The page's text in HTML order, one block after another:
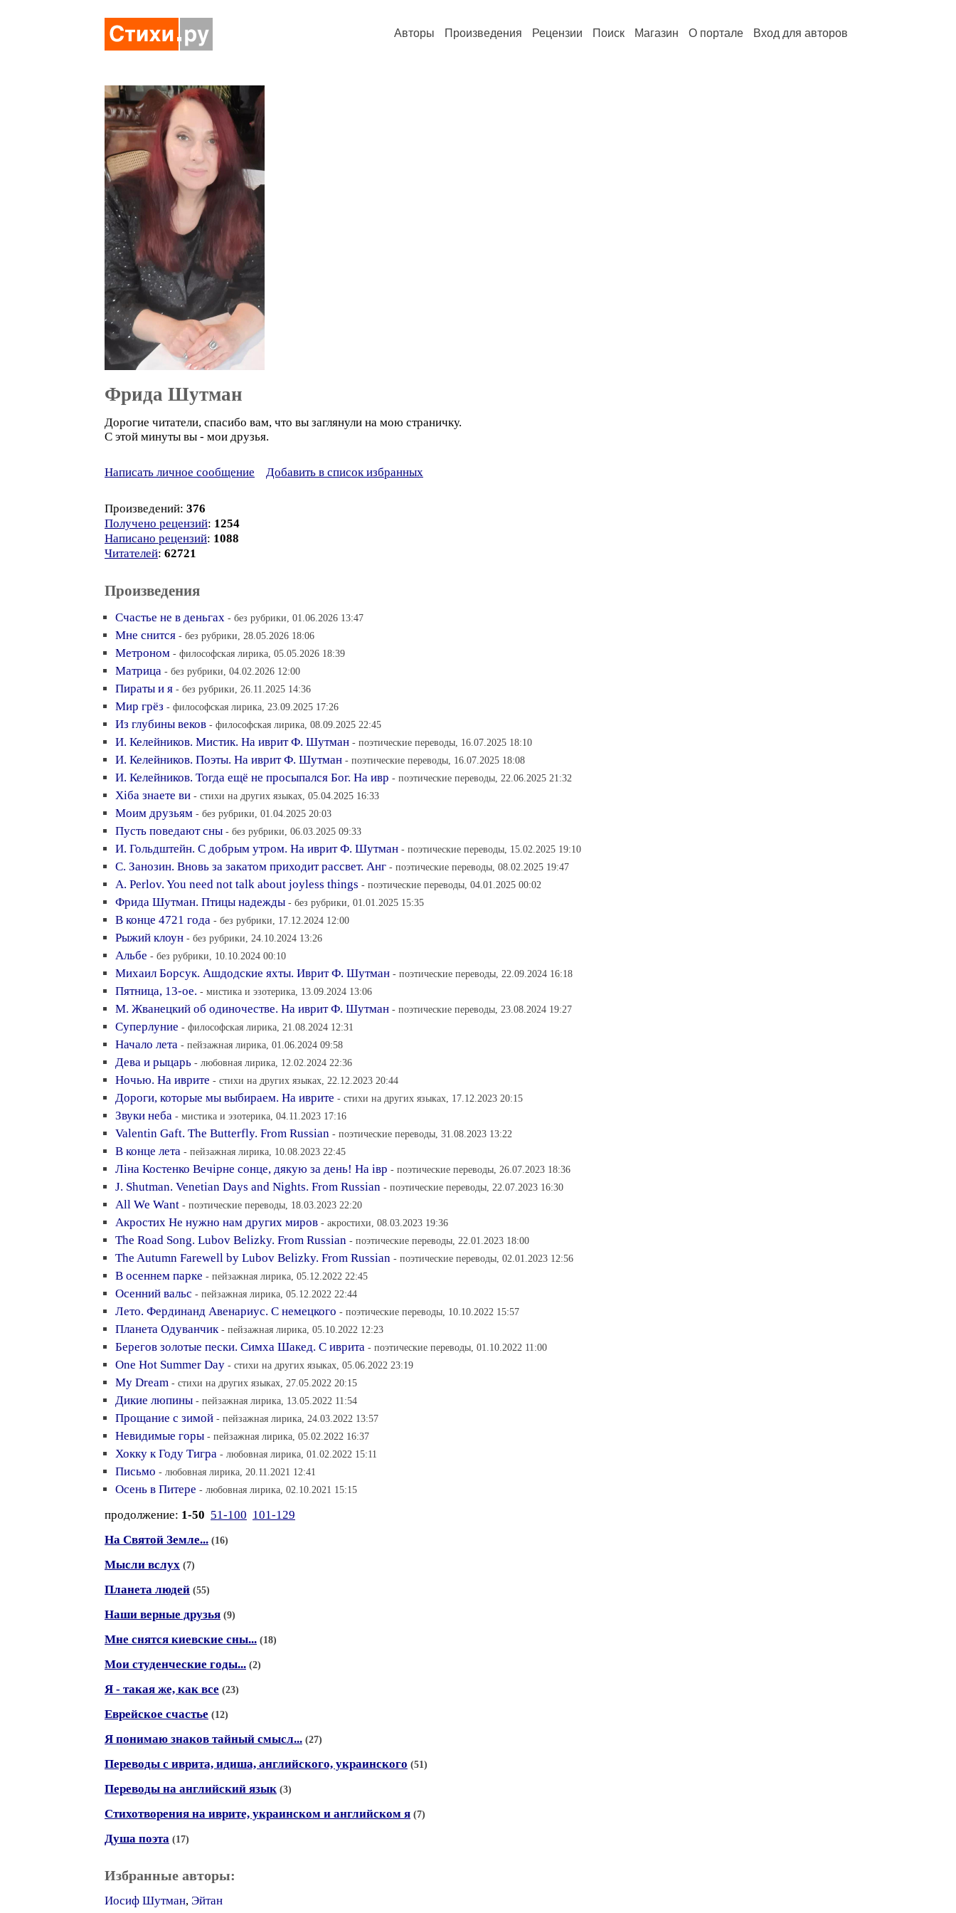
Авторы Произведения Рецензии Поиск Магазин О портале Вход для авторов
Фрида Шутман
Дорогие читатели, спасибо вам, что вы заглянули на мою страничку.
С этой минуты вы - мои друзья.
Написать личное сообщение Добавить в список избранных
Произведений: 376
Получено рецензий: 1254
Написано рецензий: 1088
Читателей: 62721
Произведения
Счастье не в деньгах - без рубрики, 01.06.2026 13:47
Мне снится - без рубрики, 28.05.2026 18:06
Метроном - философская лирика, 05.05.2026 18:39
Матрица - без рубрики, 04.02.2026 12:00
Пираты и я - без рубрики, 26.11.2025 14:36
Мир грёз - философская лирика, 23.09.2025 17:26
Из глубины веков - философская лирика, 08.09.2025 22:45
И. Келейников. Мистик. На иврит Ф. Шутман - поэтические переводы, 16.07.2025 18:10
И. Келейников. Поэты. На иврит Ф. Шутман - поэтические переводы, 16.07.2025 18:08
И. Келейников. Тогда ещё не просыпался Бог. На ивр - поэтические переводы, 22.06.2025 21:32
Хiба знаете ви - стихи на других языках, 05.04.2025 16:33
Моим друзьям - без рубрики, 01.04.2025 20:03
Пусть поведают сны - без рубрики, 06.03.2025 09:33
И. Гольдштейн. С добрым утром. На иврит Ф. Шутман - поэтические переводы, 15.02.2025 19:10
С. Занозин. Вновь за закатом приходит рассвет. Анг - поэтические переводы, 08.02.2025 19:47
A. Perlov. You need not talk about joyless things - поэтические переводы, 04.01.2025 00:02
Фрида Шутман. Птицы надежды - без рубрики, 01.01.2025 15:35
В конце 4721 года - без рубрики, 17.12.2024 12:00
Рыжий клоун - без рубрики, 24.10.2024 13:26
Альбе - без рубрики, 10.10.2024 00:10
Михаил Борсук. Ашдодские яхты. Иврит Ф. Шутман - поэтические переводы, 22.09.2024 16:18
Пятница, 13-ое. - мистика и эзотерика, 13.09.2024 13:06
М. Жванецкий об одиночестве. На иврит Ф. Шутман - поэтические переводы, 23.08.2024 19:27
Суперлуние - философская лирика, 21.08.2024 12:31
Начало лета - пейзажная лирика, 01.06.2024 09:58
Дева и рыцарь - любовная лирика, 12.02.2024 22:36
Ночью. На иврите - стихи на других языках, 22.12.2023 20:44
Дороги, которые мы выбираем. На иврите - стихи на других языках, 17.12.2023 20:15
Звуки неба - мистика и эзотерика, 04.11.2023 17:16
Valentin Gaft. The Butterfly. From Russian - поэтические переводы, 31.08.2023 13:22
В конце лета - пейзажная лирика, 10.08.2023 22:45
Лiна Костенко Вечiрне сонце, дякую за день! На iвр - поэтические переводы, 26.07.2023 18:36
J. Shutman. Venetian Days and Nights. From Russian - поэтические переводы, 22.07.2023 16:30
All We Want - поэтические переводы, 18.03.2023 22:20
Акростих Не нужно нам других миров - акростихи, 08.03.2023 19:36
The Road Song. Lubov Belizky. From Russian - поэтические переводы, 22.01.2023 18:00
The Autumn Farewell by Lubov Belizky. From Russian - поэтические переводы, 02.01.2023 12:56
В осеннем парке - пейзажная лирика, 05.12.2022 22:45
Осенний вальс - пейзажная лирика, 05.12.2022 22:44
Лето. Фердинанд Авенариус. С немецкого - поэтические переводы, 10.10.2022 15:57
Планета Одуванчик - пейзажная лирика, 05.10.2022 12:23
Берегов золотые пески. Симха Шакед. С иврита - поэтические переводы, 01.10.2022 11:00
One Hot Summer Day - стихи на других языках, 05.06.2022 23:19
My Dream - стихи на других языках, 27.05.2022 20:15
Дикие люпины - пейзажная лирика, 13.05.2022 11:54
Прощание с зимой - пейзажная лирика, 24.03.2022 13:57
Невидимые горы - пейзажная лирика, 05.02.2022 16:37
Хокку к Году Тигра - любовная лирика, 01.02.2022 15:11
Письмо - любовная лирика, 20.11.2021 12:41
Осень в Питере - любовная лирика, 02.10.2021 15:15
продолжение: 1-50 51-100 101-129
На Святой Земле... (16)
Мысли вслух (7)
Планета людей (55)
Наши верные друзья (9)
Мне снятся киевские сны... (18)
Мои студенческие годы... (2)
Я - такая же, как все (23)
Еврейское счастье (12)
Я понимаю знаков тайный смысл... (27)
Переводы с иврита, идиша, английского, украинского (51)
Переводы на английский язык (3)
Стихотворения на иврите, украинском и английском я (7)
Душа поэта (17)
Избранные авторы:
Иосиф Шутман, Эйтан